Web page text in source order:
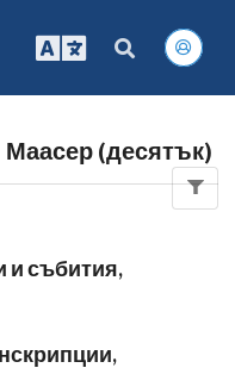
Маасер (десятък)
и събития,